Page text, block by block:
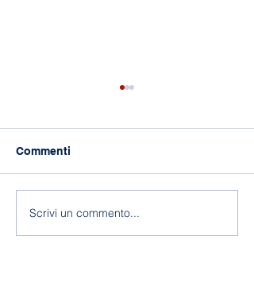
118 anni di Asilo!
Commenti
Scrivi un commento...